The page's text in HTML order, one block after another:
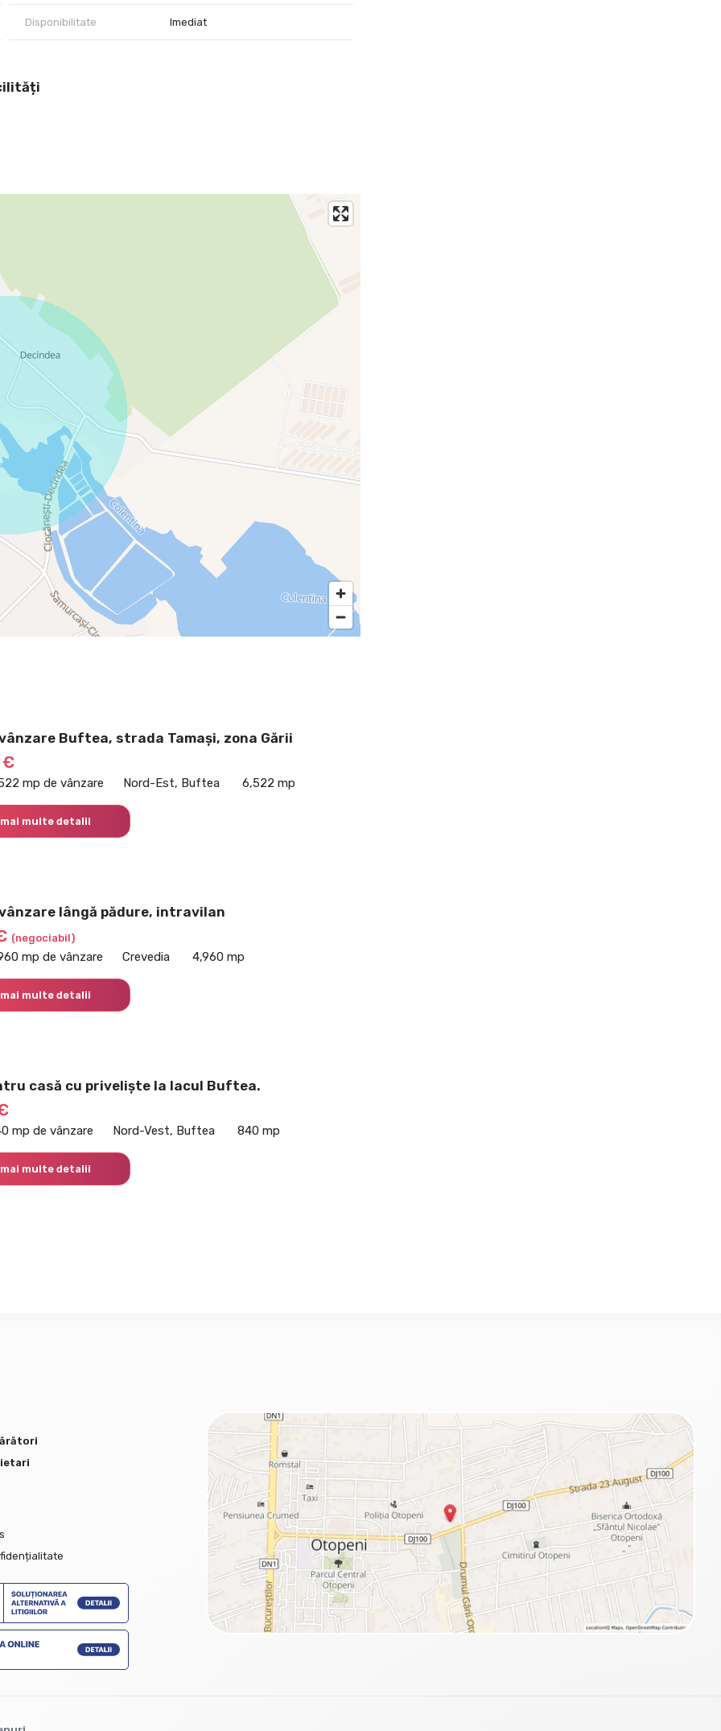
Disponibilitate Imediat
Buftea, strada Tamași, zona Gării
€
mp de vânzare Nord-Est, Buftea 6,522 mp
multe detalii
lângă pădure, intravilan
(negociabil)
mp de vânzare Crevedia 4,960 mp
multe detalii
casă cu priveliște la lacul Buftea.
mp de vânzare Nord-Vest, Buftea 840 mp
multe detalii